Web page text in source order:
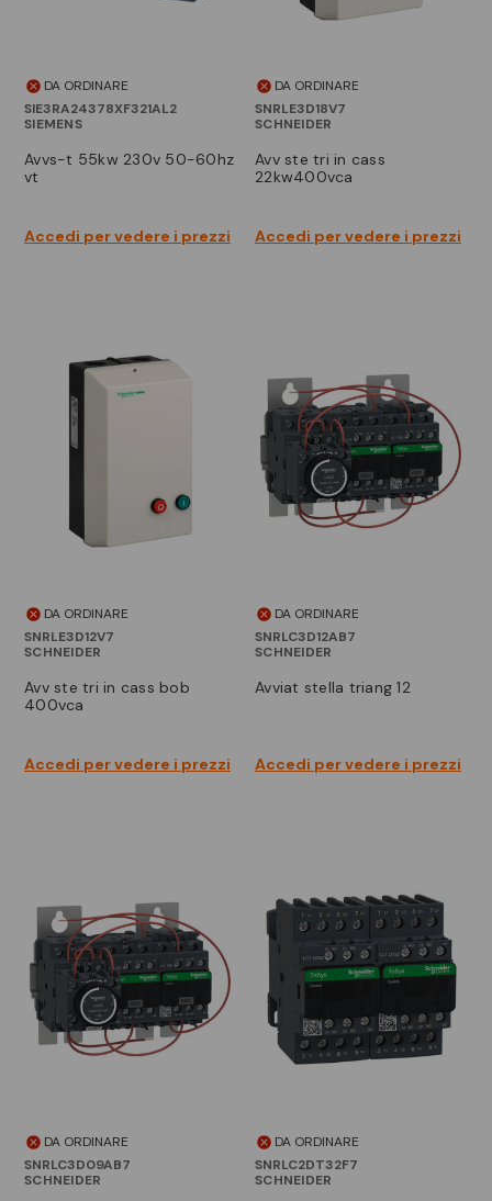
DA ORDINARE
SIE3RA24378XF321AL2
SIEMENS
avvs-t 55kw 230v 50-60hz
vt
Accedi per vedere i prezzi
DA ORDINARE
SNRLE3D18V7
SCHNEIDER
avv ste tri in cass
22kw400vca
Accedi per vedere i prezzi
DA ORDINARE
SNRLE3D12V7
SCHNEIDER
avv ste tri in cass bob
400vca
Accedi per vedere i prezzi
DA ORDINARE
SNRLC3D12AB7
SCHNEIDER
avviat stella triang 12
Accedi per vedere i prezzi
DA ORDINARE
SNRLC3D09AB7
SCHNEIDER
DA ORDINARE
SNRLC2DT32F7
SCHNEIDER